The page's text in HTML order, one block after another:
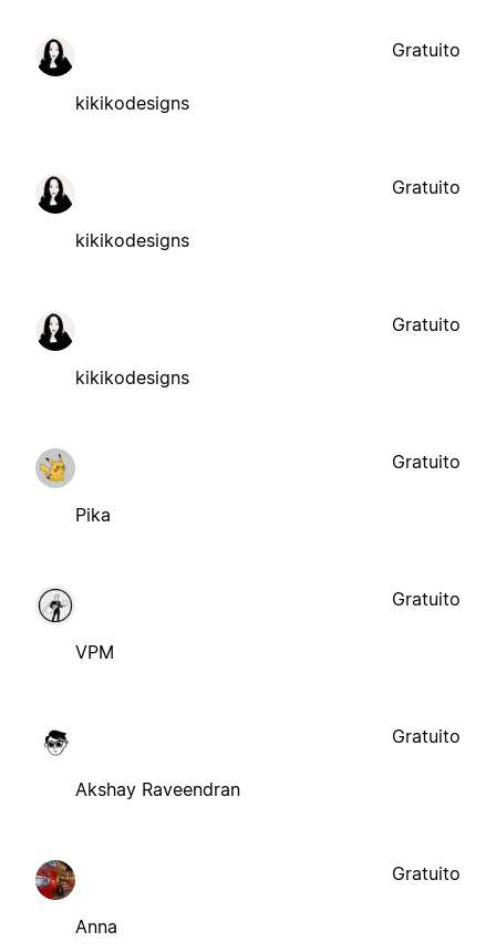
kikikodesigns
Gratuito
kikikodesigns
Gratuito
kikikodesigns
Gratuito
Pika
Gratuito
VPM
Gratuito
Akshay Raveendran
Gratuito
Anna
Gratuito